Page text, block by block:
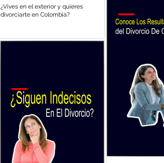
¿Vives en el exterior y quieres
divorciarte en Colombia?